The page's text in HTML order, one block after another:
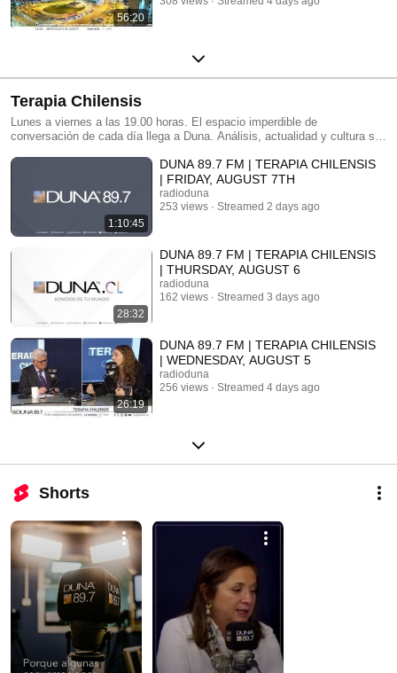
56:20
Terapia Chilensis
Lunes a viernes a las 19.00 horas. El espacio imperdible de
conversación de cada día llega a Duna. Análisis, actualidad y cultura se
Fontaine.
1:10:45
DUNA 89.7 FM | TERAPIA CHILENSIS
| FRIDAY, AUGUST 7TH
radioduna
253 views
Streamed 2 days ago
28:32
DUNA 89.7 FM | TERAPIA CHILENSIS
| THURSDAY, AUGUST 6
radioduna
162 views
Streamed 3 days ago
26:19
DUNA 89.7 FM | TERAPIA CHILENSIS
| WEDNESDAY, AUGUST 5
radioduna
256 views
Streamed 4 days ago
Shorts